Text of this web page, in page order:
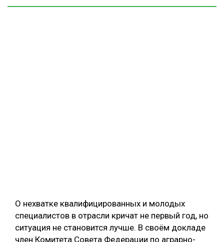
О нехватке квалифицированных и молодых
специалистов в отрасли кричат не первый год, но
ситуация не становится лучше. В своём докладе
член Комитета Совета Федерации по аграрно-